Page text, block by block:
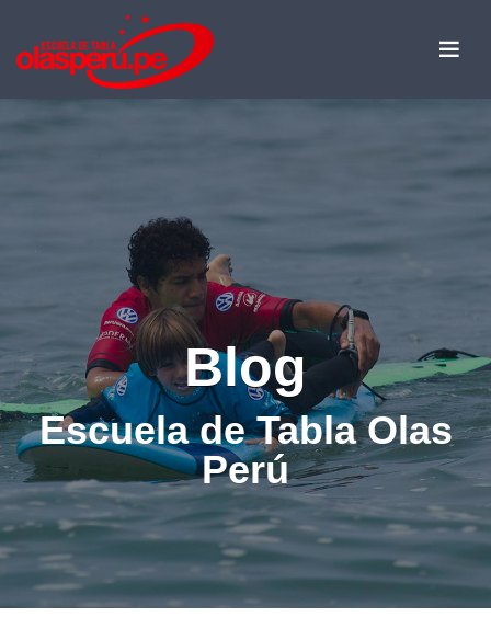
Blog
Escuela de Tabla Olas
Perú